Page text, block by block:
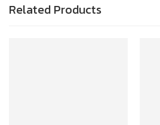
Related Products